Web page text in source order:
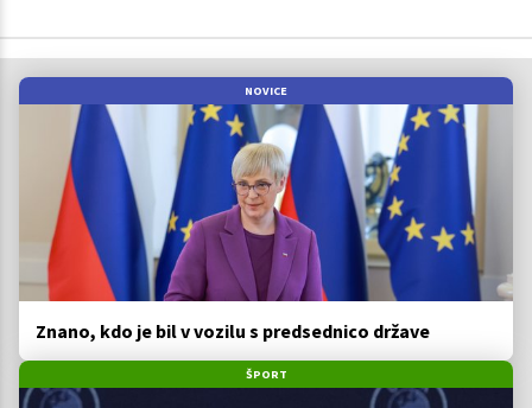
NOVICE
Znano, kdo je bil v vozilu s predsednico države
ŠPORT